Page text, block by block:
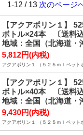
1-12 / 13 次のページ
【アクアポリン１】
ボトル×24本 〔送料
地域：全国（北海道・
5,812円(内税)
アクアポリン１ （５２５ｍｌペット
【アクアポリン１】
ボトル×40本 〔送料
地域：全国（北海道・
9,430円(内税)
アクアポリン１ （５２５ｍｌペット